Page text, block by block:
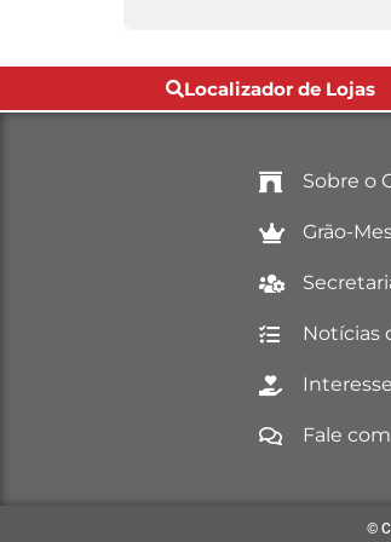
Localizador de Lojas
Sobre o
Grão-
Notícias
Fale
©